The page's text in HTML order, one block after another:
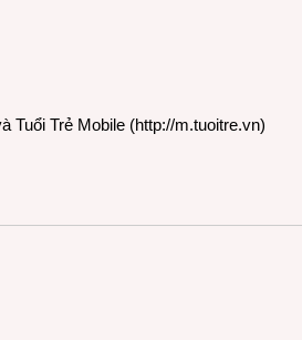
Tuổi Trẻ Mobile (http://m.tuoitre.vn)